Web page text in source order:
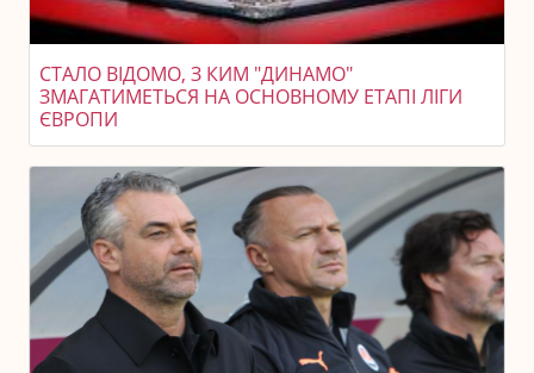
СТАЛО ВІДОМО, З КИМ "ДИНАМО"
ЗМАГАТИМЕТЬСЯ НА ОСНОВНОМУ ЕТАПІ ЛІГИ
ЄВРОПИ